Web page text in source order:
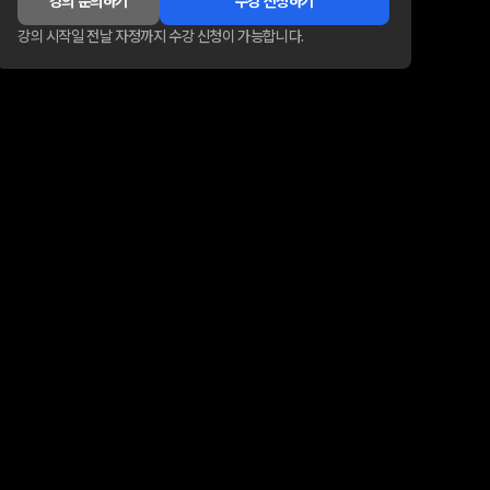
강의 시작일 전날 자정까지 수강 신청이 가능합니다.